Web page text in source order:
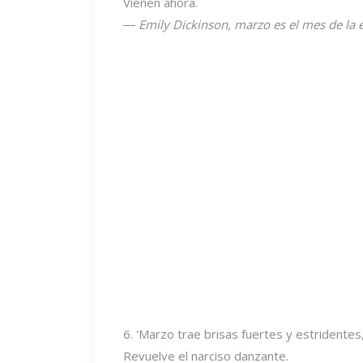
― Emily Dickinson, marzo es el mes de la
6. 'Marzo trae brisas fuertes y estridentes,
Revuelve el narciso danzante.